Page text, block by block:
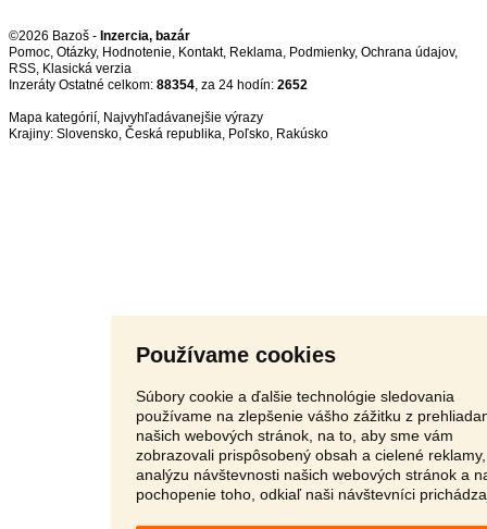
Používame cookies
Súbory cookie a ďalšie technológie sledovania
používame na zlepšenie vášho zážitku z
našich webových stránok, na to, aby sme vám
zobrazovali prispôsobený obsah a cielené
analýzu návštevnosti našich webových stránok a
pochopenie toho, odkiaľ naši návštevníci
©2026 Bazoš - Inzercia, bazár
Pomoc, Otázky, Hodnotenie, Kontakt, Reklama, Podmienky, Ochrana údajov,
RSS,
Inzeráty Ostatné celkom: 88354, za 24 hodín: 2652
Mapa kategórií, Najvyhľadávanejšie výrazy
Krajiny: Slovensko, Česká republika, Poľsko, Rakúsko